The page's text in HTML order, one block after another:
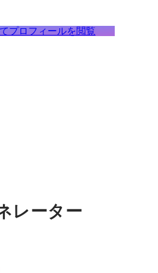
プロフィールを閲覧
レーター